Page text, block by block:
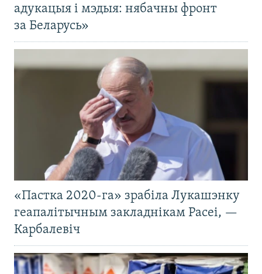
адукацыя і мэдыя: нябачны фронт
за Беларусь»
«Пастка 2020-га» зрабіла Лукашэнку
геапалітычным закладнікам Расеі, —
Карбалевіч